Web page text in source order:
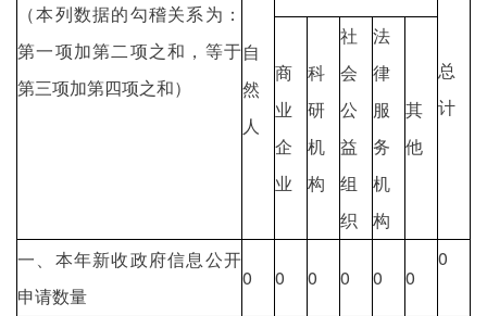
（本列数据的勾稽关系为：
第一项加第二项之和，等于
第三项加第四项之和）
自
然
人
总
计
商
业
企
业
科
研
机
构
社
会
公
益
组
织
法
律
服
务
机
构
其
他
一、本年新收政府信息公开
申请数量
0 0 0 0 0 0
0